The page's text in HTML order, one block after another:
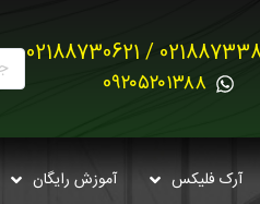
02188733880 /
0۹۲۰۵۲۰۱۳۸۸
آرک فلیکس آموزش رایگان